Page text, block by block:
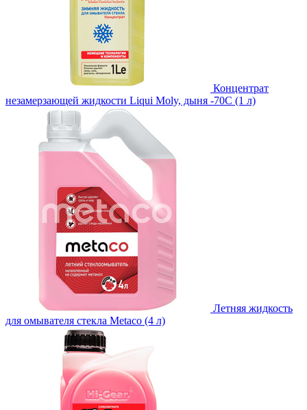
Концентрат
незамерзающей жидкости Liqui Moly, дыня -70С (1 л)
Летняя жидкость
для омывателя стекла Metaco (4 л)